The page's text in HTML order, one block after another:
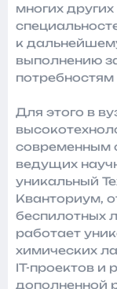
многих
к
выполнению
Для этого в
современным
ведущих
уникальный
Кванториум,
беспилотных
работает
химических
IT-проектов и
дополненной